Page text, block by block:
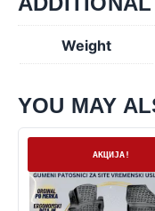
Weight
YOU MAY
АКЦИЈА!